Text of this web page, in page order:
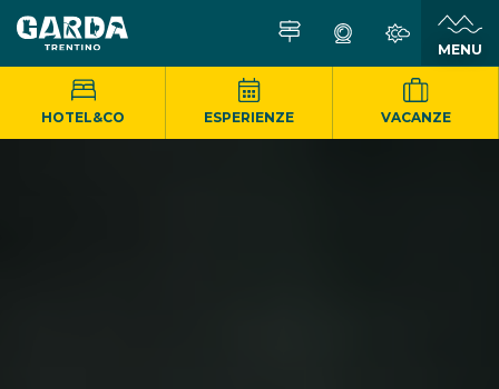
MENU
HOTEL&CO ESPERIENZE VACANZE